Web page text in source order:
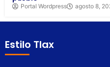
Portal Wordpress agosto 8,
Estilo Tlax